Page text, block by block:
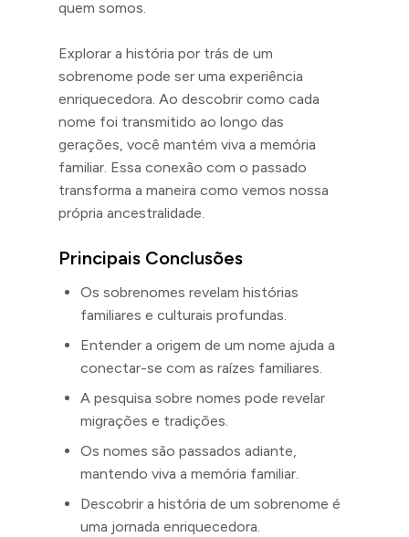
quem somos.
Explorar a história por trás de um
sobrenome pode ser uma experiência
enriquecedora. Ao descobrir como cada
nome foi transmitido ao longo das
gerações, você mantém viva a memória
familiar. Essa conexão com o passado
transforma a maneira como vemos nossa
própria ancestralidade.
Principais Conclusões
Os sobrenomes revelam histórias
familiares e culturais profundas.
Entender a origem de um nome ajuda a
conectar-se com as raízes familiares.
A pesquisa sobre nomes pode revelar
migrações e tradições.
Os nomes são passados adiante,
mantendo viva a memória familiar.
Descobrir a história de um sobrenome é
uma jornada enriquecedora.